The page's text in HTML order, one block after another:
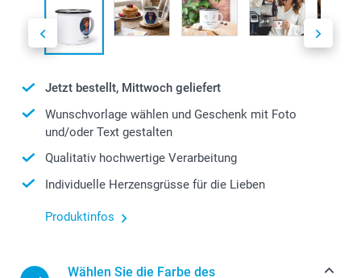
Jetzt bestellt, Mittwoch geliefert
Wunschvorlage wählen und Geschenk mit Foto
und/oder Text gestalten
Qualitativ hochwertige Verarbeitung
Individuelle Herzensgrüsse für die Lieben
Produktinfos
Wählen Sie die Farbe des